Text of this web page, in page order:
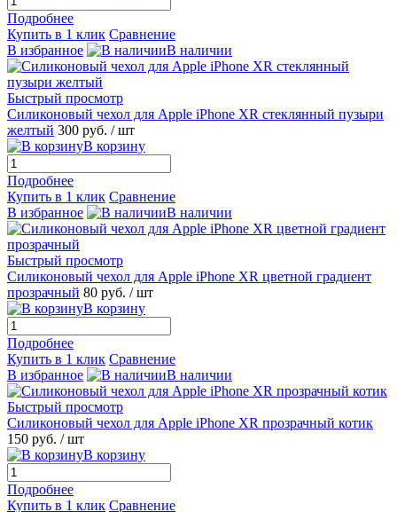
Подробнее
Купить в 1 клик Сравнение
В избранное
В наличии
Быстрый просмотр
Силиконовый чехол для Apple iPhone XR стеклянный пузыри
желтый 300 руб. / шт
В корзину
Подробнее
Купить в 1 клик Сравнение
В избранное
В наличии
Быстрый просмотр
Силиконовый чехол для Apple iPhone XR цветной градиент
прозрачный 80 руб. / шт
В корзину
Подробнее
Купить в 1 клик Сравнение
В избранное
В наличии
Быстрый просмотр
Силиконовый чехол для Apple iPhone XR прозрачный котик
150 руб. / шт
В корзину
Подробнее
Купить в 1 клик Сравнение